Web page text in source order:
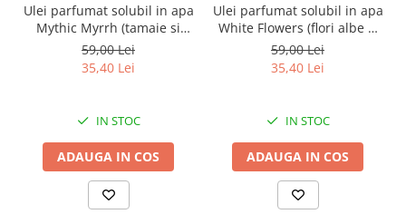
Ulei parfumat solubil in apa
Mythic Myrrh (tamaie si
patchouli), Equivalenza, 15
ml
59,00 Lei
35,40 Lei
IN STOC
ADAUGA IN COS
Ulei parfumat solubil in apa
White Flowers (flori albe si
flori de portocal),
Equivalenza, 15 ml
59,00 Lei
35,40 Lei
IN STOC
ADAUGA IN COS